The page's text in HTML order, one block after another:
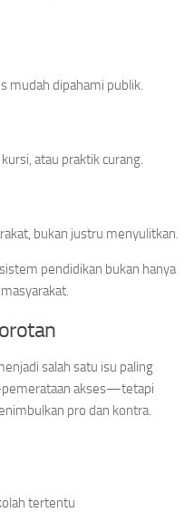
mudah dipahami publik.
atau praktik curang.
bukan justru menyulitkan.
pendidikan bukan hanya
salah satu isu paling
akses—tetapi
pro dan kontra.
tertentu